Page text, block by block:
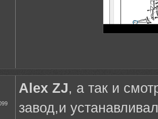
Alex ZJ, а так и
завод,и